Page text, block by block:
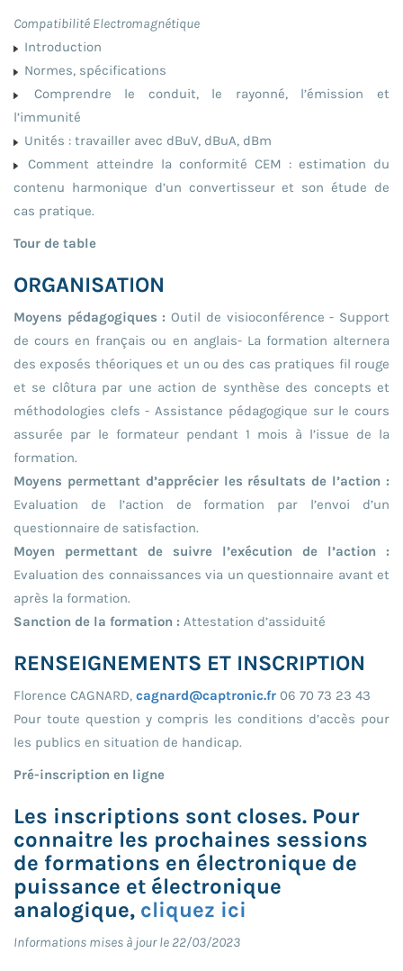
Compatibilité Electromagnétique
Introduction
Normes, spécifications
Comprendre le conduit, le rayonné, l’émission et
l’immunité
Unités : travailler avec dBuV, dBuA, dBm
Comment atteindre la conformité CEM : estimation du
contenu harmonique d’un convertisseur et son étude de
cas pratique.
Tour de table
ORGANISATION
Moyens pédagogiques : Outil de visioconférence - Support
de cours en français ou en anglais- La formation alternera
des exposés théoriques et un ou des cas pratiques fil rouge
et se clôtura par une action de synthèse des concepts et
méthodologies clefs - Assistance pédagogique sur le cours
assurée par le formateur pendant 1 mois à l’issue de la
formation.
Moyens permettant d’apprécier les résultats de l’action :
Evaluation de l’action de formation par l’envoi d’un
questionnaire de satisfaction.
Moyen permettant de suivre l’exécution de l’action :
Evaluation des connaissances via un questionnaire avant et
après la formation.
Sanction de la formation : Attestation d’assiduité
RENSEIGNEMENTS ET INSCRIPTION
Florence CAGNARD, cagnard@captronic.fr 06 70 73 23 43
Pour toute question y compris les conditions d’accès pour
les publics en situation de handicap.
Pré-inscription en ligne
Les inscriptions sont closes. Pour
connaitre les prochaines sessions
de formations en électronique de
puissance et électronique
analogique, cliquez ici
Informations mises à jour le 22/03/2023